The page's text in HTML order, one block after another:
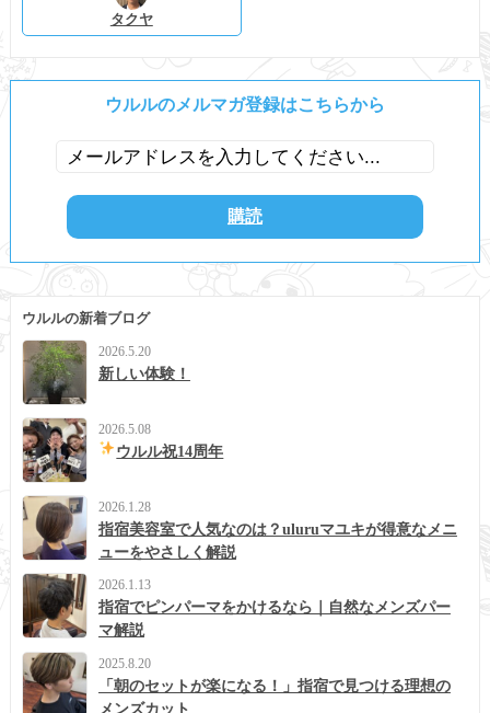
タクヤ
ウルルのメルマガ登録はこちらから
ウルルの新着ブログ
2026.5.20
新しい体験！
2026.5.08
ウルル祝14周年
2026.1.28
指宿美容室で人気なのは？uluruマユキが得意なメニ
ューをやさしく解説
2026.1.13
指宿でピンパーマをかけるなら｜自然なメンズパー
マ解説
2025.8.20
「朝のセットが楽になる！」指宿で見つける理想の
メンズカット